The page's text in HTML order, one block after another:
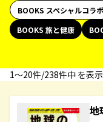
BOOKS スペシャルコラボ
BOOKS 旅と健康
1〜20件/238件中 を表示
地